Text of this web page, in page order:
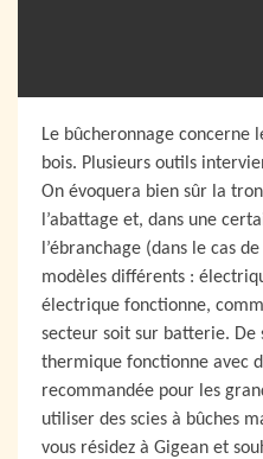
Le bûcheronnage concerne
bois. Plusieurs outils
On évoquera bien sûr la
l’abattage et, dans une
l’ébranchage (dans le cas
modèles différents :
électrique fonctionne,
secteur soit sur batterie. De
thermique fonctionne avec
recommandée pour les
utiliser des scies à bûches
vous résidez à Gigean et